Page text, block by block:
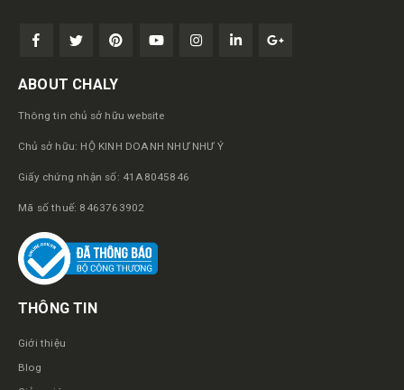
ABOUT CHALY
Thông tin chủ sở hữu website
Chủ sở hữu: HỘ KINH DOANH NHƯ NHƯ Ý
Giấy chứng nhận số: 41A8045846
Mã số thuế: 8463763902
THÔNG TIN
Giới thiệu
Blog